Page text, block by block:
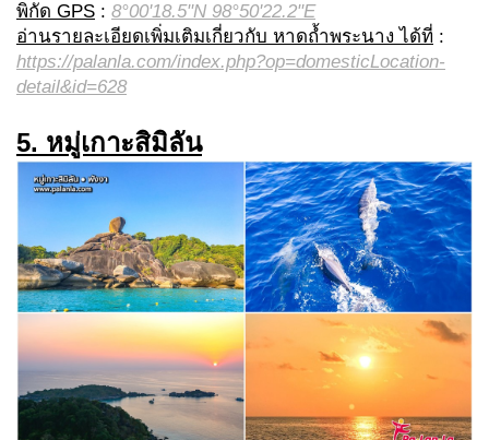
พิกัด GPS : 8°00'18.5"N 98°50'22.2"E
อ่านรายละเอียดเพิ่มเติมเกี่ยวกับ หาดถ้ำพระนาง ได้ที่ :
https://palanla.com/index.php?op=domesticLocation-
detail&id=628
5. หมู่เกาะสิมิลัน